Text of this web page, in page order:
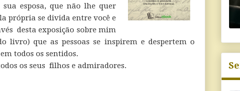
esposa, que não lhe quer
própria se divida entre você e
desta exposição sobre mim
livro) que as pessoas se inspirem e despertem o
todos os sentidos.
os seus filhos e admiradores.